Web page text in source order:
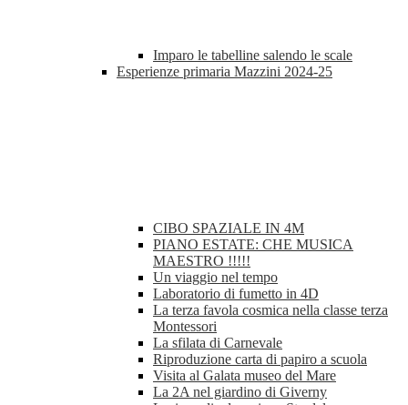
Imparo le tabelline salendo le scale
Esperienze primaria Mazzini 2024-25
CIBO SPAZIALE IN 4M
PIANO ESTATE: CHE MUSICA
MAESTRO !!!!!
Un viaggio nel tempo
Laboratorio di fumetto in 4D
La terza favola cosmica nella classe terza
Montessori
La sfilata di Carnevale
Riproduzione carta di papiro a scuola
Visita al Galata museo del Mare
La 2A nel giardino di Giverny